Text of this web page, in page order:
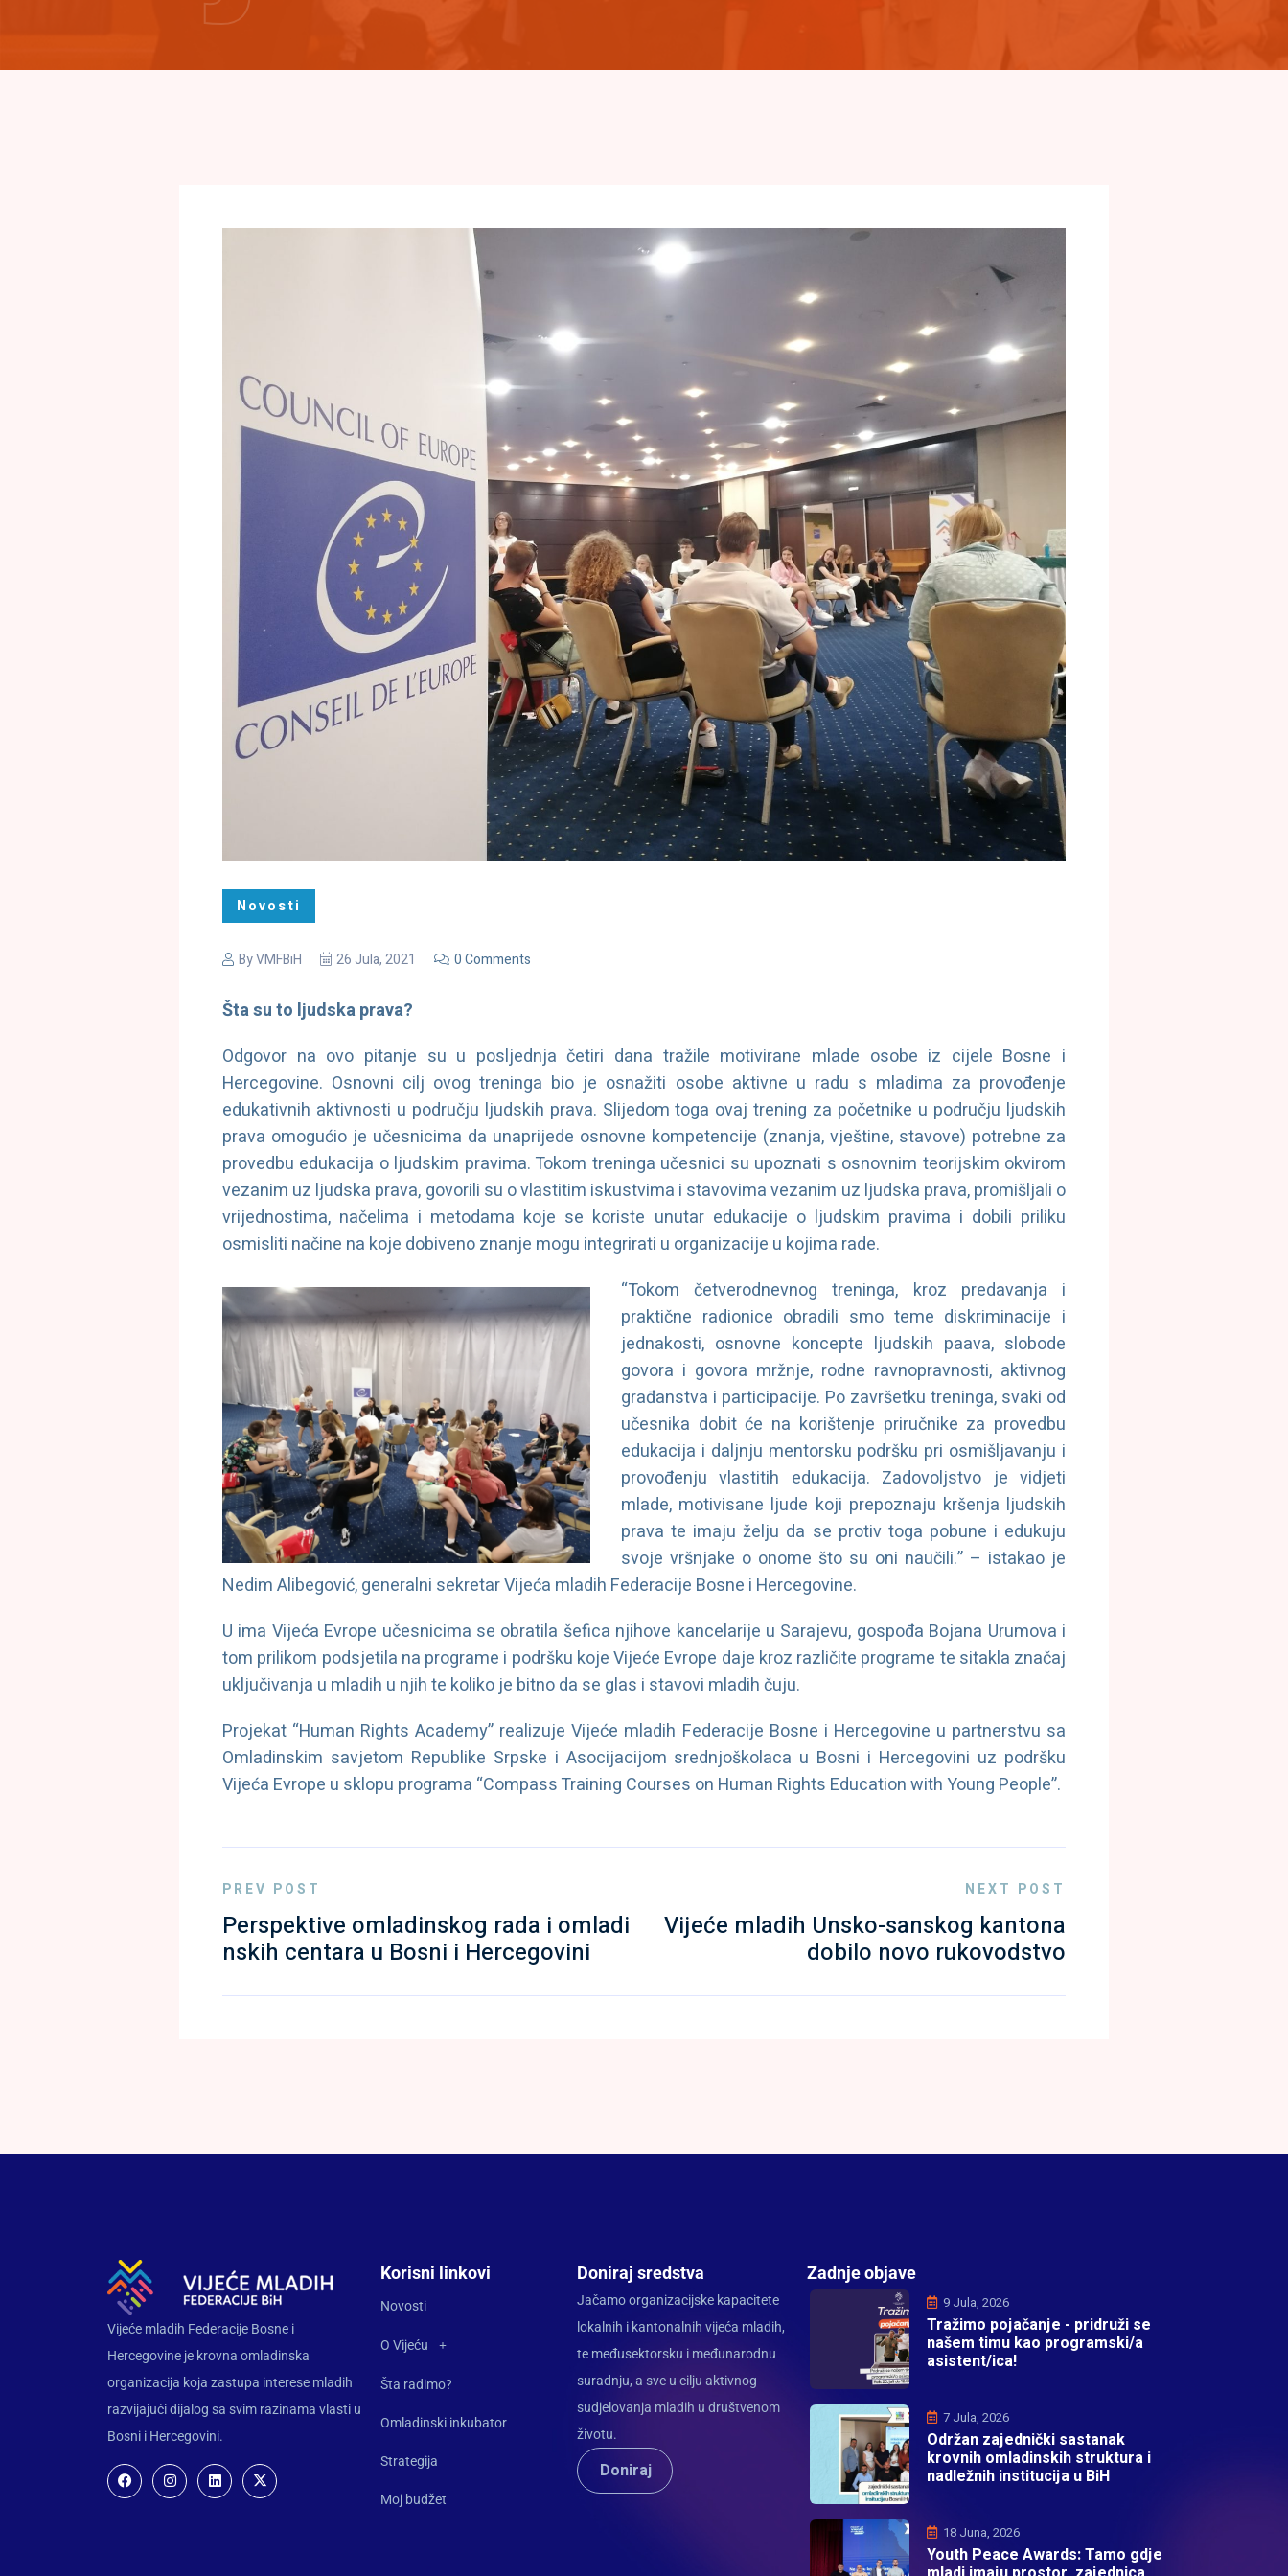
Novosti
ByVMFBiH 26 Jula, 2021 0 Comments
Šta su to ljudska prava?
Odgovor na ovo pitanje su u posljednja četiri dana tražile motivirane mlade osobe iz cijele Bosne i
Hercegovine. Osnovni cilj ovog treninga bio je osnažiti osobe aktivne u radu s mladima za provođenje
edukativnih aktivnosti u području ljudskih prava. Slijedom toga ovaj trening za početnike u području ljudskih
prava omogućio je učesnicima da unaprijede osnovne kompetencije (znanja, vještine, stavove) potrebne za
provedbu edukacija o ljudskim pravima. Tokom treninga učesnici su upoznati s osnovnim teorijskim okvirom
vezanim uz ljudska prava, govorili su o vlastitim iskustvima i stavovima vezanim uz ljudska prava, promišljali o
vrijednostima, načelima i metodama koje se koriste unutar edukacije o ljudskim pravima i dobili priliku
osmisliti načine na koje dobiveno znanje mogu integrirati u organizacije u kojima rade.
“Tokom četverodnevnog treninga, kroz predavanja i
praktične radionice obradili smo teme diskriminacije i
jednakosti, osnovne koncepte ljudskih paava, slobode
govora i govora mržnje, rodne ravnopravnosti, aktivnog
građanstva i participacije. Po završetku treninga, svaki od
učesnika dobit će na korištenje priručnike za provedbu
edukacija i daljnju mentorsku podršku pri osmišljavanju i
provođenju vlastitih edukacija. Zadovoljstvo je vidjeti
mlade, motivisane ljude koji prepoznaju kršenja ljudskih
prava te imaju želju da se protiv toga pobune i edukuju
svoje vršnjake o onome što su oni naučili.” – istakao je
Nedim Alibegović, generalni sekretar Vijeća mladih Federacije Bosne i Hercegovine.
U ima Vijeća Evrope učesnicima se obratila šefica njihove kancelarije u Sarajevu, gospođa Bojana Urumova i
tom prilikom podsjetila na programe i podršku koje Vijeće Evrope daje kroz različite programe te sitakla značaj
uključivanja u mladih u njih te koliko je bitno da se glas i stavovi mladih čuju.
Projekat “Human Rights Academy” realizuje Vijeće mladih Federacije Bosne i Hercegovine u partnerstvu sa
Omladinskim savjetom Republike Srpske i Asocijacijom srednjoškolaca u Bosni i Hercegovini uz podršku
Vijeća Evrope u sklopu programa “Compass Training Courses on Human Rights Education with Young People”.
PREV POST
Perspektive omladinskog rada i omladi
nskih centara u Bosni i Hercegovini
NEXT POST
Vijeće mladih Unsko-sanskog kantona
dobilo novo rukovodstvo
Vijeće mladih Federacije Bosne i
Hercegovine je krovna omladinska
organizacija koja zastupa interese mladih
razvijajući dijalog sa svim razinama vlasti u
Bosni i Hercegovini.
Korisni linkovi
Novosti
O Vijeću
Šta radimo?
Omladinski inkubator
Strategija
Moj budžet
Doniraj sredstva
Jačamo organizacijske kapacitete
lokalnih i kantonalnih vijeća mladih,
te međusektorsku i međunarodnu
suradnju, a sve u cilju aktivnog
sudjelovanja mladih u društvenom
životu.
Doniraj
Zadnje objave
9 Jula, 2026
Tražimo pojačanje - pridruži se
našem timu kao programski/a
asistent/ica!
7 Jula, 2026
Održan zajednički sastanak
krovnih omladinskih struktura i
nadležnih institucija u BiH
18 Juna, 2026
Youth Peace Awards: Tamo gdje